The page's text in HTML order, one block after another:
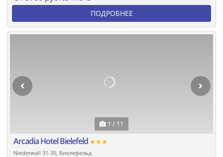
ПОДРОБНЕЕ
1 / 11
Arcadia Hotel Bielefeld ★★★
Niederwall 31-35, Биелефельд